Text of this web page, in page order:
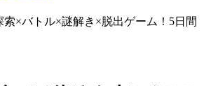
索×バトル×謎解き×脱出ゲーム！5日間